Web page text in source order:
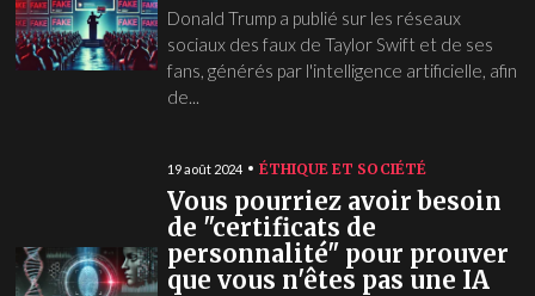
Donald Trump a publié sur les réseaux
sociaux des faux de Taylor Swift et de ses
fans, générés par l'intelligence artificielle, afin
de...
19 août 2024 ÉTHIQUE ET SOCIÉTÉ
Vous pourriez avoir besoin
de "certificats de
personnalité" pour prouver
que vous n'êtes pas une IA